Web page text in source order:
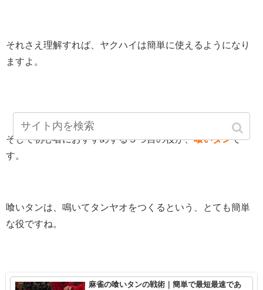
それさえ理解すれば、ヤクハイは簡単に使えるようになり
ますよ。
そして初心者におすすめする３つ目の役が、喰いタンで
す。
喰いタンは、鳴いてタンヤオをつくるという、とても簡単
な役ですね。
麻雀の喰いタンの戦術｜簡単で最短最速であ